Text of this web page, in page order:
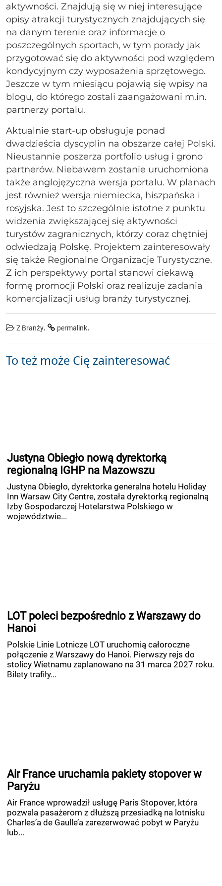
aktywności. Znajdują się w niej interesujące
opisy atrakcji turystycznych znajdujących się
na danym terenie oraz informacje o
poszczególnych sportach, w tym porady jak
przygotować się do aktywności pod względem
kondycyjnym czy wyposażenia sprzętowego.
Jeszcze w tym miesiącu pojawią się wpisy na
blogu, do którego zostali zaangażowani m.in.
partnerzy portalu.
Aktualnie start-up obsługuje ponad
dwadzieścia dyscyplin na obszarze całej Polski.
Nieustannie poszerza portfolio usług i grono
partnerów. Niebawem zostanie uruchomiona
także anglojęzyczna wersja portalu. W planach
jest również wersja niemiecka, hiszpańska i
rosyjska. Jest to szczególnie istotne z punktu
widzenia zwiększającej się aktywności
turystów zagranicznych, którzy coraz chętniej
odwiedzają Polskę. Projektem zainteresowały
się także Regionalne Organizacje Turystyczne.
Z ich perspektywy portal stanowi ciekawą
formę promocji Polski oraz realizuje zadania
komercjalizacji usług branży turystycznej.
Z Branży. permalink.
To też może Cię zainteresować
Justyna Obiegło nową dyrektorką
regionalną IGHP na Mazowszu
Justyna Obiegło, dyrektorka generalna hotelu Holiday
Inn Warsaw City Centre, została dyrektorką regionalną
Izby Gospodarczej Hotelarstwa Polskiego w
województwie...
LOT poleci bezpośrednio z Warszawy do
Hanoi
Polskie Linie Lotnicze LOT uruchomią całoroczne
połączenie z Warszawy do Hanoi. Pierwszy rejs do
stolicy Wietnamu zaplanowano na 31 marca 2027 roku.
Bilety trafiły...
Air France uruchamia pakiety stopover w
Paryżu
Air France wprowadził usługę Paris Stopover, która
pozwala pasażerom z dłuższą przesiadką na lotnisku
Charles’a de Gaulle’a zarezerwować pobyt w Paryżu
lub...